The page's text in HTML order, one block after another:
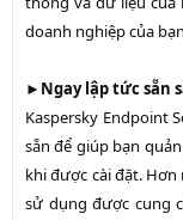
doanh nghiệp của
► Ngay lập tức sẵn
Kaspersky Endpoint
sẵn để giúp bạn
khi được cài đặt.
sử dụng được cung